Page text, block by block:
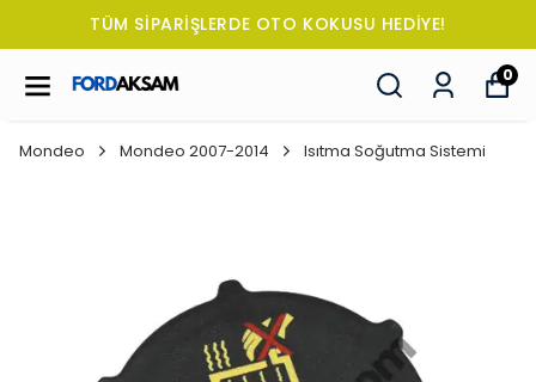
TÜM SİPARİŞLERDE OTO KOKUSU HEDİYE!
0
Mondeo Mondeo 2007-2014 Isıtma Soğutma Sistemi